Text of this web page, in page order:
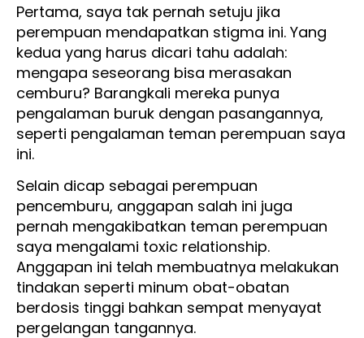
Pertama, saya tak pernah setuju jika
perempuan mendapatkan stigma ini. Yang
kedua yang harus dicari tahu adalah:
mengapa seseorang bisa merasakan
cemburu? Barangkali mereka punya
pengalaman buruk dengan pasangannya,
seperti pengalaman teman perempuan saya
ini.
Selain dicap sebagai perempuan
pencemburu, anggapan salah ini juga
pernah mengakibatkan teman perempuan
saya mengalami toxic relationship.
Anggapan ini telah membuatnya melakukan
tindakan seperti minum obat-obatan
berdosis tinggi bahkan sempat menyayat
pergelangan tangannya.